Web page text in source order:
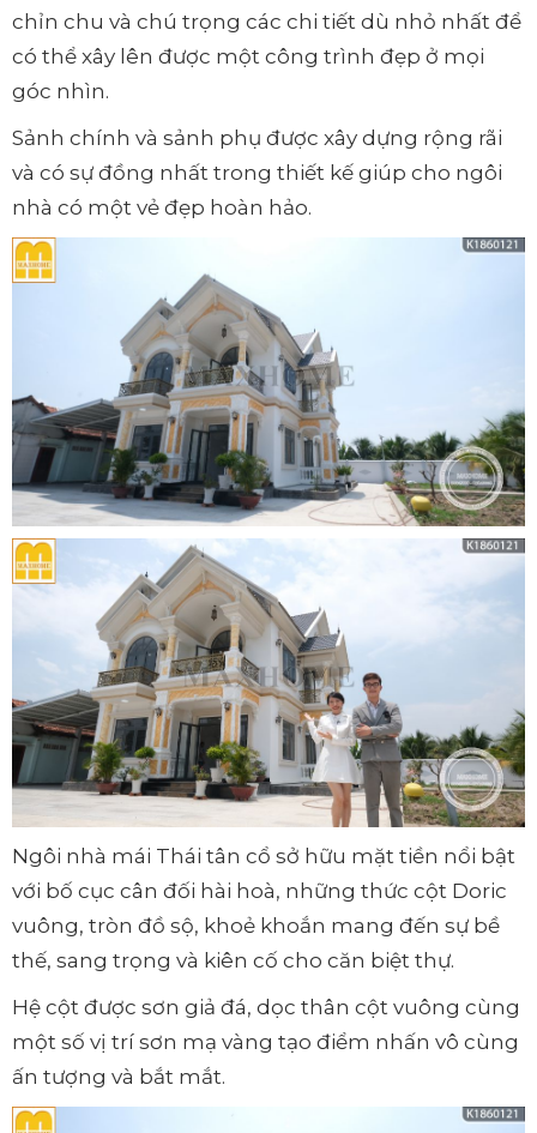
chỉn chu và chú trọng các chi tiết dù nhỏ nhất để
có thể xây lên được một công trình đẹp ở mọi
góc nhìn.
Sảnh chính và sảnh phụ được xây dựng rộng rãi
và có sự đồng nhất trong thiết kế giúp cho ngôi
nhà có một vẻ đẹp hoàn hảo.
Ngôi nhà mái Thái tân cổ sở hữu mặt tiền nổi bật
với bố cục cân đối hài hoà, những thức cột Doric
vuông, tròn đồ sộ, khoẻ khoắn mang đến sự bề
thế, sang trọng và kiên cố cho căn biệt thự.
Hệ cột được sơn giả đá, dọc thân cột vuông cùng
một số vị trí sơn mạ vàng tạo điểm nhấn vô cùng
ấn tượng và bắt mắt.